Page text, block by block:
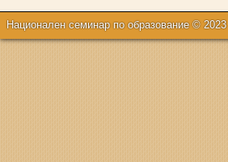
Национален семинар по образование © 2023